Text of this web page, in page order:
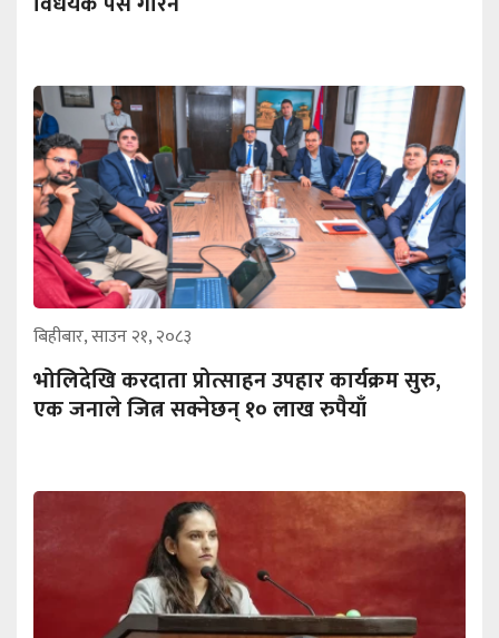
बिहीबार, साउन २१, २०८३
भोलिदेखि करदाता प्रोत्साहन उपहार कार्यक्रम सुरु,
एक जनाले जित्न सक्नेछन् १० लाख रुपैयाँ